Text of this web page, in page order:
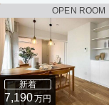
OPEN ROOM
新着
7,190万円